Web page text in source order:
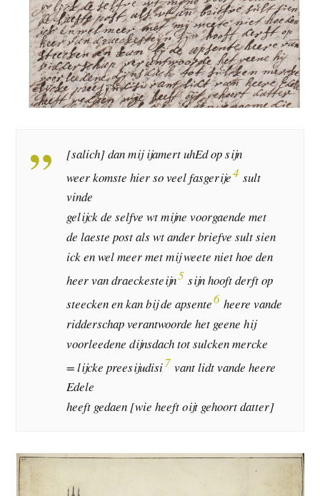
[salich] dan mij ijamert uhEd op sijn
weer komste hier so veel fasgerije4 sult
vinde
gelijck de selfve wt mijne voorgaende met
de laeste post als wt ander briefve sult sien
ick en wel meer met mij weete niet hoe den
heer van draeckesteijn5 sijn hooft derft op
steecken en kan bij de apsente6 heere vande
ridderschap verantwoorde het geene hij
voorleedene dijnsdach tot sulcken mercke
= lijcke preesijudisi7 vant lidt vande heere
Edele
heeft gedaen [wie heeft oijt gehoort datter]